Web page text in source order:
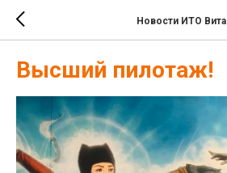
Новости ИТО Вита
Высший пилотаж!